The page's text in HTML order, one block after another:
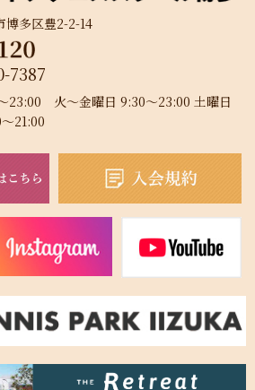
博多区豊2-2-14
7387
23:00 火～金曜日 9:30～23:00 土曜日
21:00